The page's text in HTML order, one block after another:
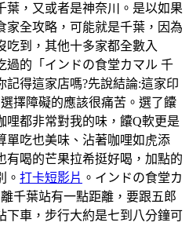
葉，又或者是神奈川。是以如果
家全攻略，可能就是千葉，因為
吃到，其他十多家都全數入
過的「インドの食堂カマル 千
得這家店嗎?先說結論:這家印
擇障礙的應該很痛苦。選了饢
哩都非常對我的味，饢Q軟更是
單吃也美味、沾著咖哩如虎添
有喝的芒果拉希挺好喝，加點的
。 打卡短影片 。インドの食堂カ
千葉站有一點距離，要跟五郎
下車，步行大約是七到八分鐘可